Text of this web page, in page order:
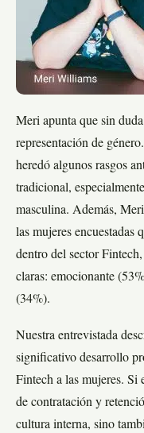
Meri apunta que sin
representación de
heredó algunos rasgos
tradicional,
masculina. Además,
las mujeres encuestadas
dentro del sector Fintech,
claras: emocionante
(34%).
Nuestra entrevistada
significativo desarrollo
Fintech a las mujeres. Si
de contratación y
cultura interna, sino